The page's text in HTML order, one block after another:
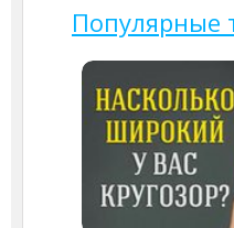
Популярные